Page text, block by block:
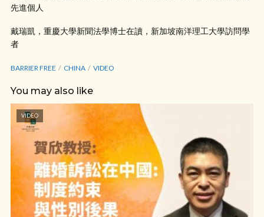
先進個人
戴瑞凱，重慶大學新聞法學博士在讀，新加坡南洋理工大學訪問學
者
BARRIER FREE CHINA VIDEO
You may also like
VIDEO